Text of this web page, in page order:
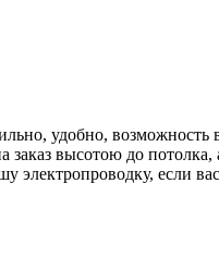
удобно, возможность
заказ высотою до
электропроводку, если